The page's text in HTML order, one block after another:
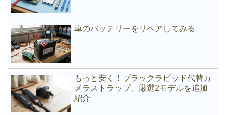
車のバッテリーをリペアしてみる
もっと安く！ブラックラピッド代替カ
メラストラップ、厳選2モデルを追加
紹介